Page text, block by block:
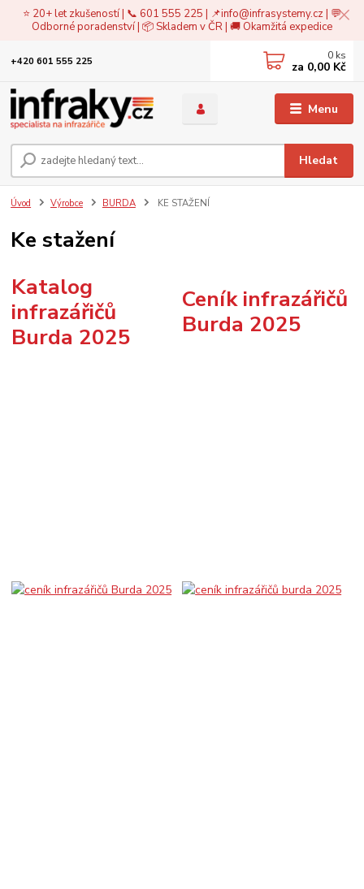
⭐ 20+ let zkušeností | 📞 601 555 225 | 📌info@infrasystemy.cz| 💬
Odborné poradenství | 📦 Skladem v ČR | 🚚 Okamžitá expedice
Menu
Hledat
+420 601 555 225 0 ks
za 0,00 Kč
Úvod Výrobce BURDA KE STAŽENÍ
Ke stažení
Katalog
infrazářičů
Burda 2025
Ceník infrazářičů
Burda 2025